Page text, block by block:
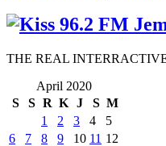
THE REAL
April 2020
S
S R K J S M
1
2 3 4
5
6
7 8 9 10 11 12